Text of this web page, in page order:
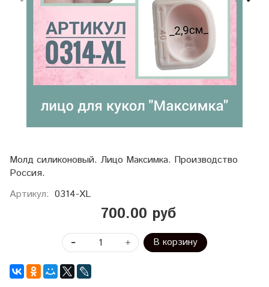
Молд силиконовый. Лицо Максимка. Производство
Россия.
Артикул: 0314-XL
700.00 руб
В корзину